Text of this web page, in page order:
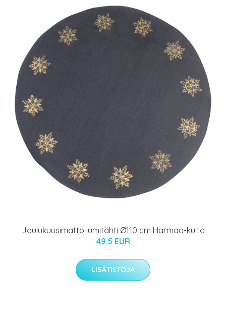
Joulukuusimatto lumitähti Ø110 cm Harmaa-kulta
49.5 EUR
LISÄTIETOJA